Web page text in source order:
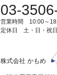
03-
営業時間 10:00～
定休日 土・日・祝
株式会社 かもめ